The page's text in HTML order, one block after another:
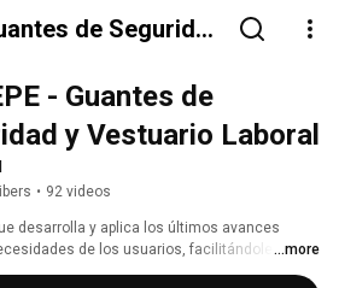
de Seguridad
- Guantes de
y Vestuario Laboral
• 92 videos
desarrolla y aplica los últimos avances
de los usuarios, facilitándoles
eficaces en guantes de seguridad y
...more